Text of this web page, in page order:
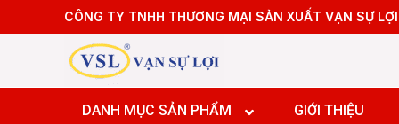
to
CÔNG TY TNHH THƯƠNG MẠI SẢN XUẤT VẠN SỰ LỢI
DANH MỤC SẢN PHẨM GIỚI THIỆU
Máy